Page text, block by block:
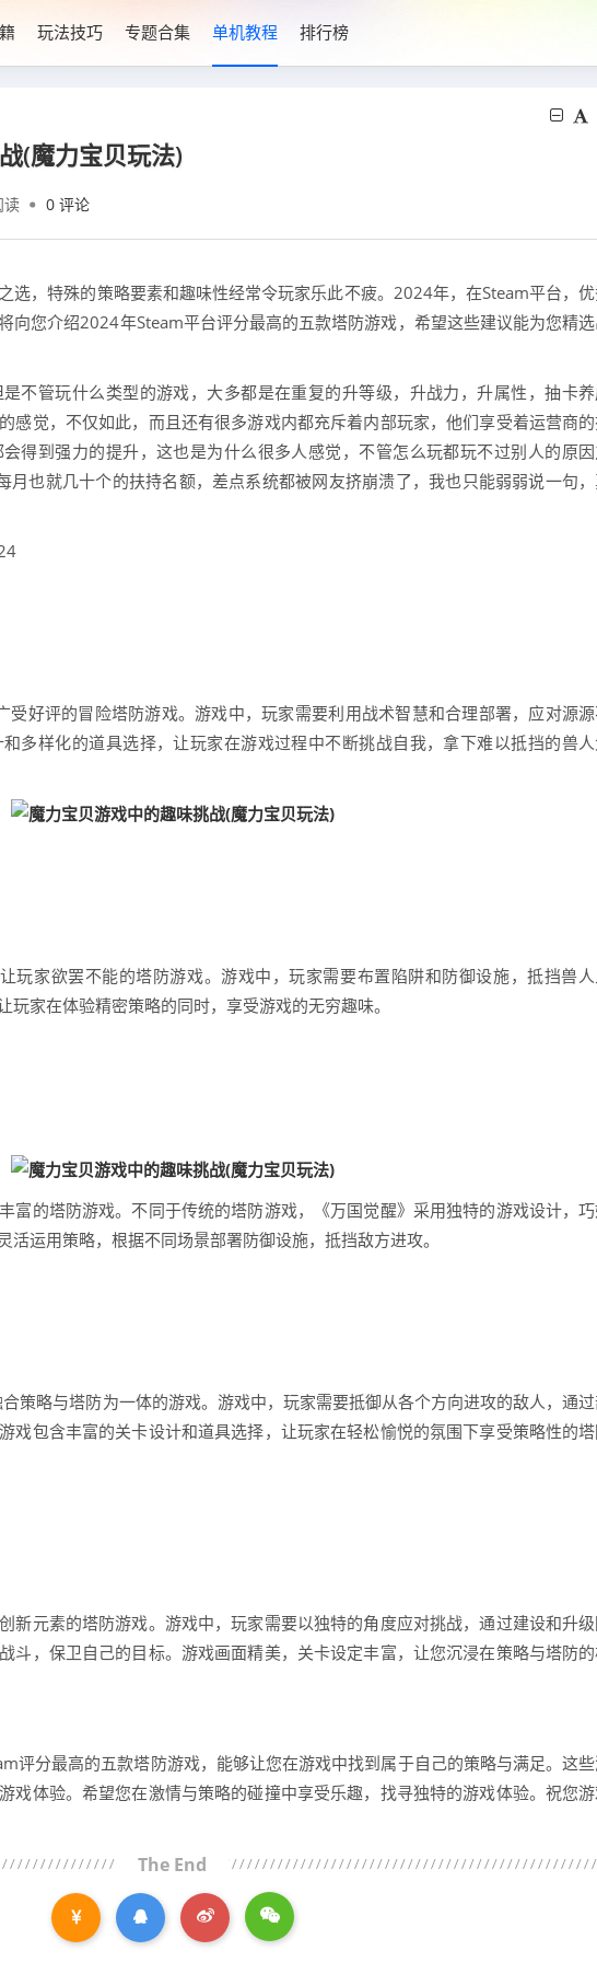
玩法技巧 专题合集 单机教程 排行榜
(魔力宝贝玩法)
读 0 评论
选，特殊的策略要素和趣味性经常令玩家乐此不疲。2024年，在Steam平台，
向您介绍2024年Steam平台评分最高的五款塔防游戏，希望这些建议能为您精
不管玩什么类型的游戏，大多都是在重复的升等级，升战力，升属性，抽卡
感觉，不仅如此，而且还有很多游戏内都充斥着内部玩家，他们享受着运营商
得到强力的提升，这也是为什么很多人感觉，不管怎么玩都玩不过别人的原因
月也就几十个的扶持名额，差点系统都被网友挤崩溃了，我也只能弱弱说一句
受好评的冒险塔防游戏。游戏中，玩家需要利用战术智慧和合理部署，应对源
多样化的道具选择，让玩家在游戏过程中不断挑战自我，拿下难以抵挡的兽人
玩家欲罢不能的塔防游戏。游戏中，玩家需要布置陷阱和防御设施，抵挡兽人
家在体验精密策略的同时，享受游戏的无穷趣味。
富的塔防游戏。不同于传统的塔防游戏，《万国觉醒》采用独特的游戏设计，
运用策略，根据不同场景部署防御设施，抵挡敌方进攻。
策略与塔防为一体的游戏。游戏中，玩家需要抵御从各个方向进攻的敌人，通
戏包含丰富的关卡设计和道具选择，让玩家在轻松愉悦的氛围下享受策略性的
新元素的塔防游戏。游戏中，玩家需要以独特的角度应对挑战，通过建设和升
斗，保卫自己的目标。游戏画面精美，关卡设定丰富，让您沉浸在策略与塔防
评分最高的五款塔防游戏，能够让您在游戏中找到属于自己的策略与满足。这
戏体验。希望您在激情与策略的碰撞中享受乐趣，找寻独特的游戏体验。祝您
The End